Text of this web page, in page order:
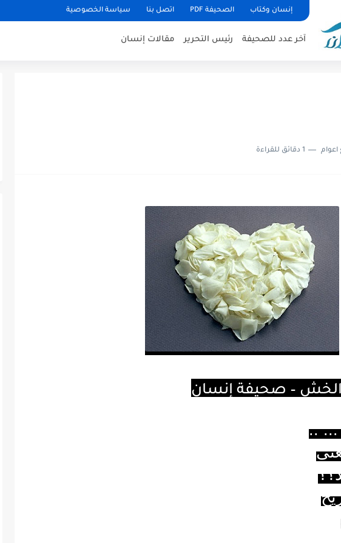
إنسان وكتاب الصحيفة PDF اتصل بنا سياسة الخصوصية
آخر عدد للصحيفة رئيس التحرير مقالات إنسان
1 دقائق للقراءة
الخش – صحيفة إنسان
... ..